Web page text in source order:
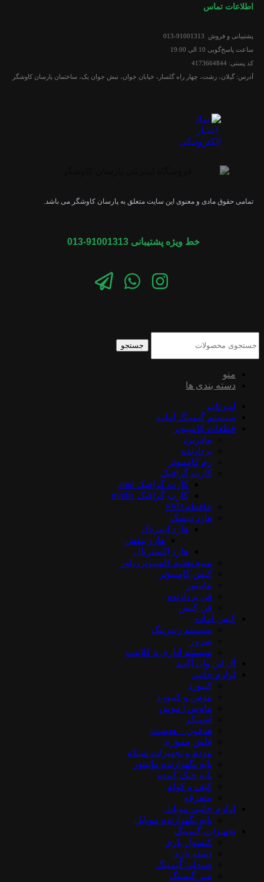
اطلاعات تماس
پشتیبانی و فروش 91001313-013
ساعت پاسخ‌گویی 10 الی 19:00
کد پستی: 4173664844
آدرس: گیلان، رشت، چهار راه گلسار، خیابان جوان، نبش جوان یک، ساختمان پارسان کاوشگر
تمامی حقوق مادی و معنوی این سایت متعلق به پارسان کاوشگر می باشد.
خط ویژه پشتیبانی 91001313-013
جستجو
منو
دسته بندی ها
لپ تاپ
سیستم گیمینگ آماده
قطعات کامپیوتر
مادربرد
پردازنده
رم کامپیوتر
کارت گرافیک
کارت گرافیک amd
کارت گرافیک nvidia
حافظه SSD
هارد دیسک
هارد اینترنال
هارد بنفش
هارد اکسترنال
منبع تغذیه کامپیوتر، پاور
کیس کامپیوتر
مانیتور
فن پردازنده
فن کیس
کیس آماده
سیستم رندرینگ
سرور
سیستم‌ اداری و کلاینت
آل این وان آکبند
لوازم جانبی
کیبورد
موس و کیبورد
ماوس | موس
اسپیکر
هدفون – هدست
فلش مموری
مودم و تجهیزات شبکه
پایه نگهدارنده مانیتور
پایه خنک کننده
کیف و کوله
متفرقه
لوازم جانبی موبایل
پایه نگهدارنده موبایل
تجهیزات گیمینگ
کنسول بازی
دسته بازی
صندلی گیمینگ
میز گیمینگ